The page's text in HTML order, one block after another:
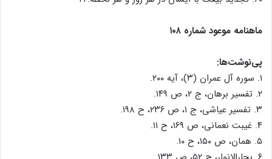
ماهنامه موعود شماره ۱۰۸
پی‌نوشت‌ها:
۱. سوره آل عمران (۳)، آیه ۲۰۰.
۲. تفسیر برهان، ج ۲، ص ۱۴۹.
۳. تفسیر عیاشی، ج ۱، ص ۲۳۶، ح ۱۹۸.
۴. غیبت نعمانی، ص ۱۶۹، ح ۱۱.
۵. همان، ص ۱۵۰، ح ۱۰.